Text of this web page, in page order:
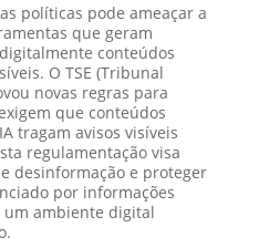
políticas pode ameaçar a
que geram
conteúdos
O TSE (Tribunal
novas regras para
que conteúdos
tragam avisos visíveis
regulamentação visa
desinformação e proteger
por informações
um ambiente digital